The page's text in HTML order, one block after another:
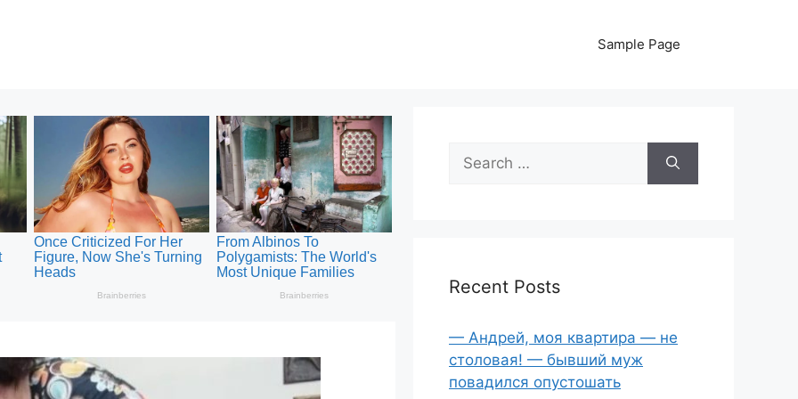
Sample Page
Search
for:
Recent Posts
— Андрей, моя квартира — не
столовая! — бывший муж
повадился опустошать